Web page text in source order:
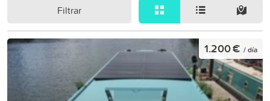
Filtrar
1.200 € / día